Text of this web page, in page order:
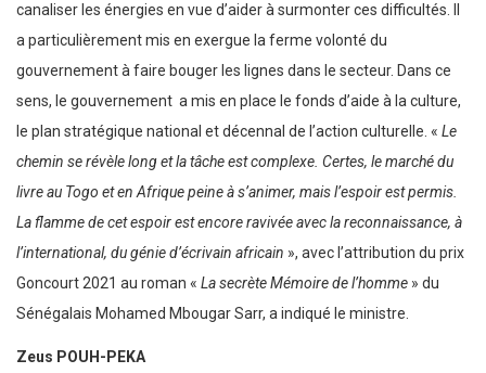
canaliser les énergies en vue d’aider à surmonter ces difficultés. Il
a particulièrement mis en exergue la ferme volonté du
gouvernement à faire bouger les lignes dans le secteur. Dans ce
sens, le gouvernement a mis en place le fonds d’aide à la culture,
le plan stratégique national et décennal de l’action culturelle. « Le
chemin se révèle long et la tâche est complexe. Certes, le marché du
livre au Togo et en Afrique peine à s’animer, mais l’espoir est permis.
La flamme de cet espoir est encore ravivée avec la reconnaissance, à
l’international, du génie d’écrivain africain », avec l’attribution du prix
Goncourt 2021 au roman « La secrète Mémoire de l’homme » du
Sénégalais Mohamed Mbougar Sarr, a indiqué le ministre.
Zeus POUH-PEKA